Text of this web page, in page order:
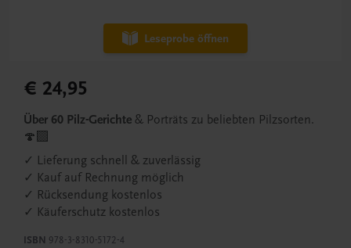
Leseprobe öffnen
€ 24,95
Über 60 Pilz-Gerichte & Porträts zu beliebten Pilzsorten.
🍄‍🟫
✓ Lieferung schnell & zuverlässig
✓ Kauf auf Rechnung möglich
✓ Rücksendung kostenlos
✓ Käuferschutz kostenlos
ISBN 978-3-8310-5172-4